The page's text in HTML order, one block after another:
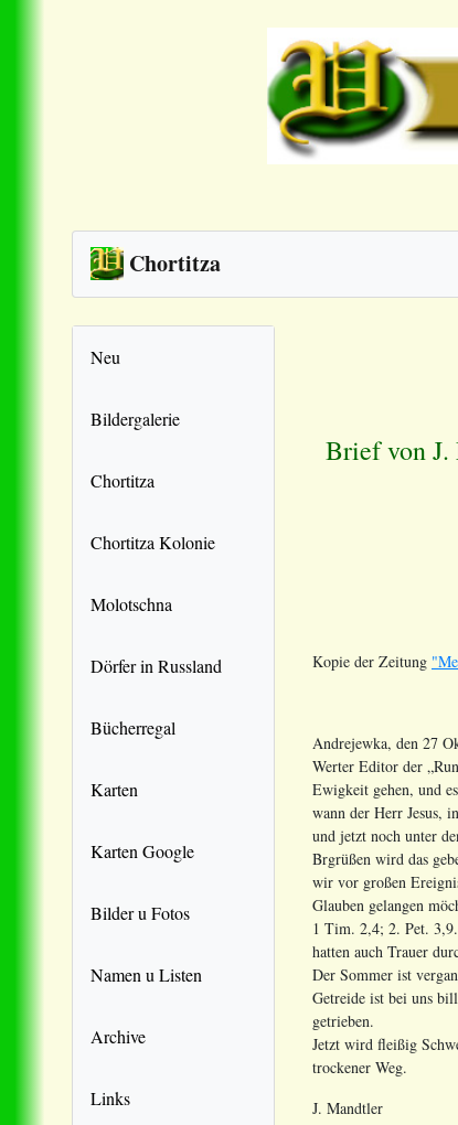
Chortitza
Neu
Bildergalerie
Chortitza
Chortitza Kolonie
Molotschna
Dörfer in Russland
Bücherregal
Karten
Karten Google
Bilder u Fotos
Namen u Listen
Archive
Links
Brief von J.
Kopie der Zeitung
Andrejewka, den 27
Werter Editor der
Ewigkeit gehen, und
wann der Herr Jesus,
und jetzt noch unter
Brgrüßen wird das
wir vor großen
Glauben gelangen
1 Tim. 2,4; 2. Pet.
hatten auch Trauer
Der Sommer ist
Getreide ist bei uns
getrieben.
Jetzt wird fleißig
trockener Weg.
J. Mandtler